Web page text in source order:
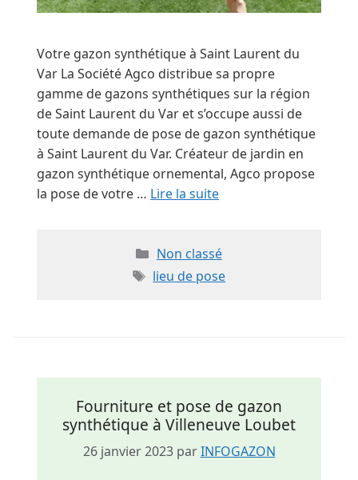
Votre gazon synthétique à Saint Laurent du
Var La Société Agco distribue sa propre
gamme de gazons synthétiques sur la région
de Saint Laurent du Var et s’occupe aussi de
toute demande de pose de gazon synthétique
à Saint Laurent du Var. Créateur de jardin en
gazon synthétique ornemental, Agco propose
la pose de votre … Lire la suite
Catégories
Non classé
Étiquettes
lieu de pose
Fourniture et pose de gazon
synthétique à Villeneuve Loubet
26 janvier 2023 parINFOGAZON